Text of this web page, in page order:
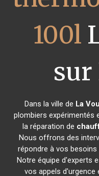
100l
sur
Dans la ville de La
plombiers expérimentés
la réparation de
Nous offrons des
répondre à vos
Notre équipe d'experts
vos appels